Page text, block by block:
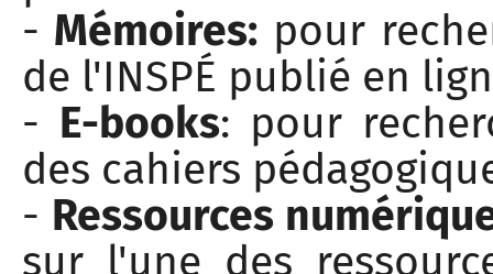
- Mémoires: pour
de l'INSPÉ publié en
- E-books: pour
des cahiers
- Ressources
sur l'une des